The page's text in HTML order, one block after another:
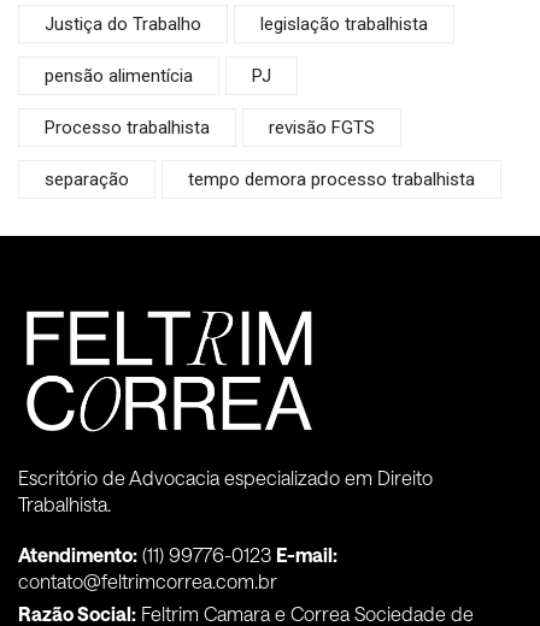
Justiça do Trabalho legislação trabalhista
pensão alimentícia PJ
Processo trabalhista revisão FGTS
separação tempo demora processo trabalhista
Escritório de Advocacia especializado em Direito
Trabalhista.
Atendimento: (11) 99776-0123 E-mail:
contato@feltrimcorrea.com.br
Razão Social: Feltrim Camara e Correa Sociedade de